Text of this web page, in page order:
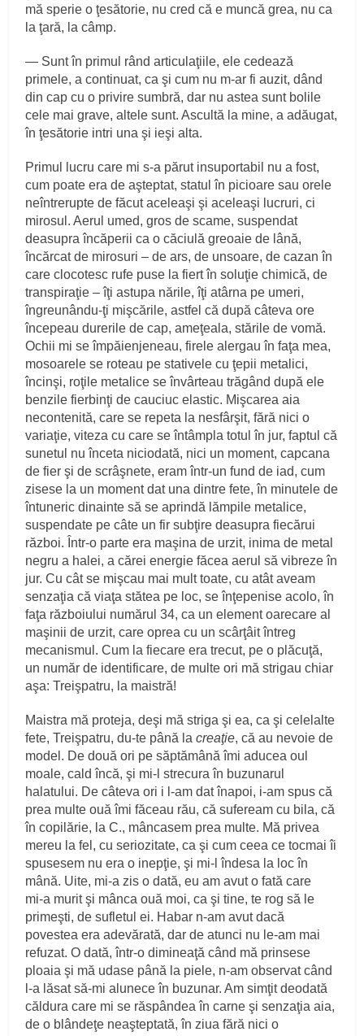
mă sperie o ţesătorie, nu cred că e muncă grea, nu ca
la ţară, la câmp.
— Sunt în primul rând articulaţiile, ele cedează
primele, a continuat, ca şi cum nu m‑ar fi auzit, dând
din cap cu o privire sumbră, dar nu astea sunt bolile
cele mai grave, altele sunt. Ascultă la mine, a adăugat,
în ţesătorie intri una şi ieşi alta.
Primul lucru care mi s‑a părut insuportabil nu a fost,
cum poate era de aşteptat, statul în picioare sau orele
neîntrerupte de făcut aceleaşi şi aceleaşi lucruri, ci
mirosul. Aerul umed, gros de scame, suspendat
deasupra încăperii ca o căciulă greoaie de lână,
încărcat de mirosuri – de ars, de unsoare, de cazan în
care clocotesc rufe puse la fiert în soluţie chimică, de
transpiraţie – îţi astupa nările, îţi atârna pe umeri,
îngreunându‑ţi mişcările, astfel că după câteva ore
începeau durerile de cap, ameţeala, stările de vomă.
Ochii mi se împăienjeneau, firele alergau în faţa mea,
mosoarele se roteau pe stativele cu ţepii metalici,
încinşi, roţile metalice se învârteau trăgând după ele
benzile fierbinţi de cauciuc elastic. Mişcarea aia
necontenită, care se repeta la nesfârşit, fără nici o
variaţie, viteza cu care se întâmpla totul în jur, faptul că
sunetul nu înceta niciodată, nici un moment, capcana
de fier şi de scrâşnete, eram într‑un fund de iad, cum
zisese la un moment dat una dintre fete, în minutele de
întuneric dinainte să se aprindă lămpile metalice,
suspendate pe câte un fir subţire deasupra fiecărui
război. Într‑o parte era maşina de urzit, inima de metal
negru a halei, a cărei energie făcea aerul să vibreze în
jur. Cu cât se mişcau mai mult toate, cu atât aveam
senzaţia că viaţa stătea pe loc, se înţepenise acolo, în
faţa războiului numărul 34, ca un element oarecare al
maşinii de urzit, care oprea cu un scârţâit întreg
mecanismul. Cum la fiecare era trecut, pe o plăcuţă,
un număr de identificare, de multe ori mă strigau chiar
aşa: Treişpatru, la maistră!
Maistra mă proteja, deşi mă striga şi ea, ca şi celelalte
fete, Treişpatru, du‑te până lacreaţie, că au nevoie de
model. De două ori pe săptămână îmi aducea oul
moale, cald încă, şi mi‑l strecura în buzunarul
halatului. De câteva ori i l‑am dat înapoi, i‑am spus că
prea multe ouă îmi făceau rău, că sufeream cu bila, că
în copilărie, la C., mâncasem prea multe. Mă privea
mereu la fel, cu seriozitate, ca şi cum ceea ce tocmai îi
spusesem nu era o inepţie, şi mi‑l îndesa la loc în
mână. Uite, mi‑a zis o dată, eu am avut o fată care
mi‑a murit şi mânca ouă moi, ca şi tine, te rog să le
primeşti, de sufletul ei. Habar n‑am avut dacă
povestea era adevărată, dar de atunci nu le‑am mai
refuzat. O dată, într‑o dimineaţă când mă prinsese
ploaia şi mă udase până la piele, n‑am observat când
l‑a lăsat să‑mi alunece în buzunar. Am simţit deodată
căldura care mi se răspândea în carne şi senzaţia aia,
de o blândeţe neaşteptată, în ziua fără nici o